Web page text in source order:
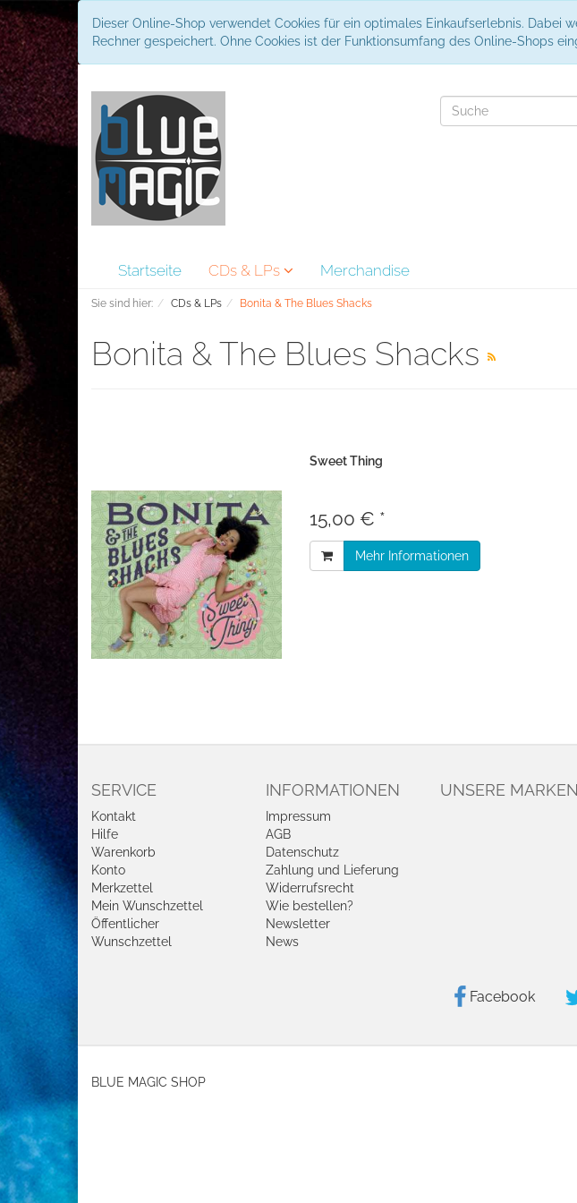
Dieser Online-Shop verwendet Cookies für ein optimales Einkaufserlebnis.
Rechner gespeichert. Ohne Cookies ist der Funktionsumfang des Online-Shops
Startseite CDs & LPs Merchandise
Sie sind hier: CDs & LPs Bonita & The Blues Shacks
Bonita & The Blues Shacks
Sweet Thing
15,00 € *
Mehr Informationen
SERVICE
Kontakt
Hilfe
Warenkorb
Konto
Merkzettel
Mein Wunschzettel
Öffentlicher
Wunschzettel
INFORMATIONEN
Impressum
AGB
Datenschutz
Zahlung und Lieferung
Widerrufsrecht
Wie bestellen?
Newsletter
News
UNSERE MARKEN
Facebook
BLUE MAGIC SHOP